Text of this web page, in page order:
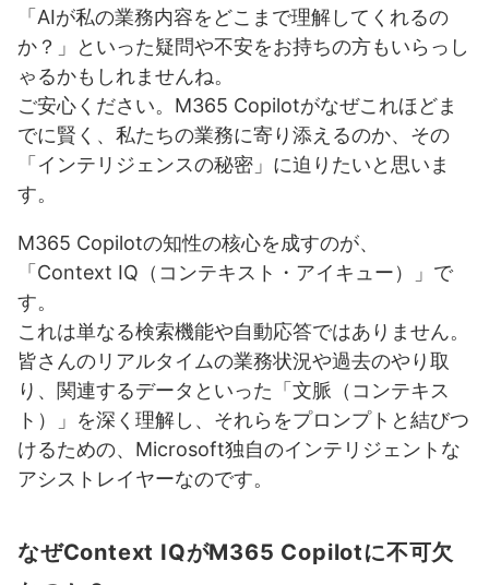
「AIが私の業務内容をどこまで理解してくれるの
か？」といった疑問や不安をお持ちの方もいらっし
ゃるかもしれませんね。
ご安心ください。M365 Copilotがなぜこれほどま
でに賢く、私たちの業務に寄り添えるのか、その
「インテリジェンスの秘密」に迫りたいと思いま
す。
M365 Copilotの知性の核心を成すのが、
「Context IQ（コンテキスト・アイキュー）」で
す。
これは単なる検索機能や自動応答ではありません。
皆さんのリアルタイムの業務状況や過去のやり取
り、関連するデータといった「文脈（コンテキス
ト）」を深く理解し、それらをプロンプトと結びつ
けるための、Microsoft独自のインテリジェントな
アシストレイヤーなのです。
なぜContext IQがM365 Copilotに不可欠